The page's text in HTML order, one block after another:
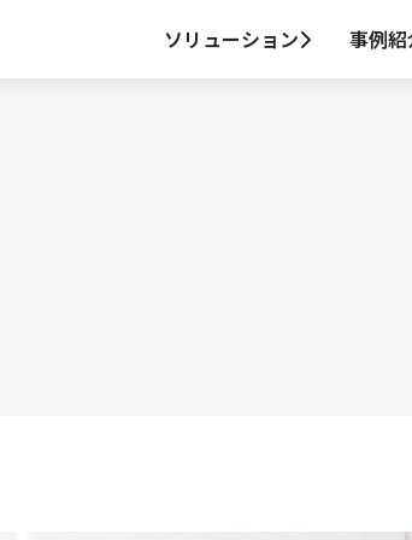
ソリューション 事例